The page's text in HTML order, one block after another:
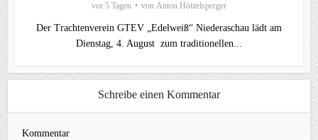
vor 5 Tagen von Anton Hötzelsperger
Der Trachtenverein GTEV „Edelweiß“ Niederaschau lädt am
Dienstag, 4. August zum traditionellen...
Schreibe einen Kommentar
Kommentar